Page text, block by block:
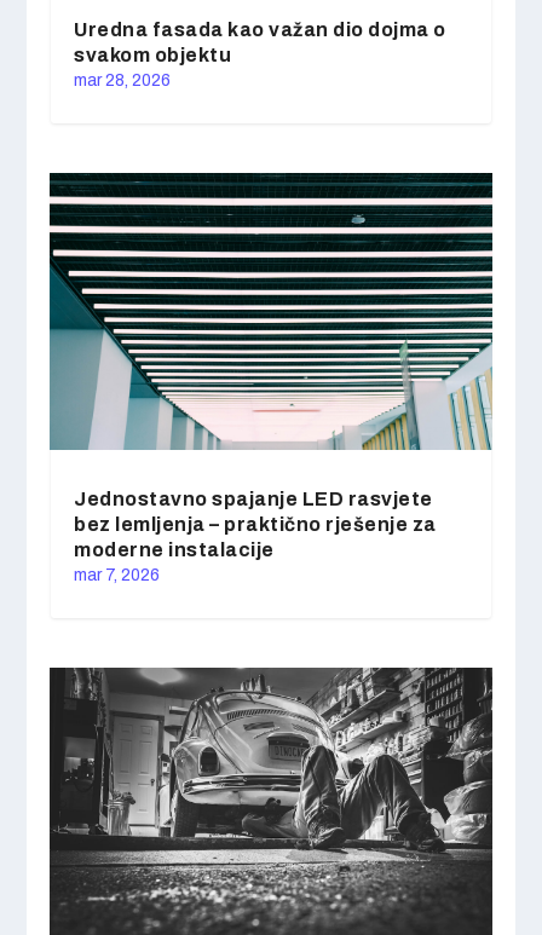
Uredna fasada kao važan dio dojma o
svakom objektu
mar 28, 2026
Jednostavno spajanje LED rasvjete
bez lemljenja – praktično rješenje za
moderne instalacije
mar 7, 2026